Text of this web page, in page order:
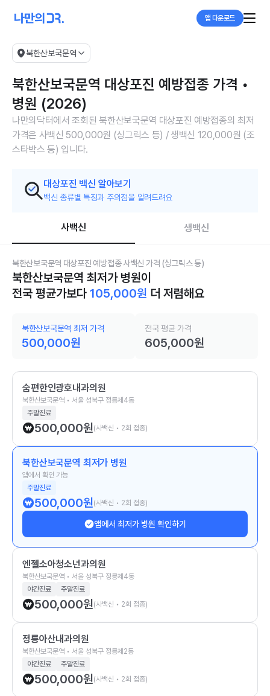
앱 다운로드
북한산보국문역
북한산보국문역 대상포진 예방접종 가격 •
병원 (2026)
나만의닥터에서 조회된 북한산보국문역 대상포진 예방접종의 최저
가격은 사백신 500,000원 (싱그릭스 등) / 생백신 120,000원 (조
스타박스 등) 입니다.
대상포진 백신 알아보기
백신 종류별 특징과 주의점을 알려드려요
사백신 생백신
북한산보국문역 대상포진 예방접종 사백신 가격 (싱그릭스 등)
북한산보국문역 최저가 병원이
전국 평균가보다 105,000원 더 저렴해요
북한산보국문역 최저 가격
500,000원
전국 평균 가격
605,000원
숨편한인광호내과의원
북한산보국문역 • 서울 성북구 정릉제4동
주말진료
500,000원(사백신 • 2회 접종)
북한산보국문역 최저가 병원
앱에서 확인 가능
주말진료
500,000원(사백신 • 2회 접종)
앱에서 최저가 병원 확인하기
엔젤소아청소년과의원
북한산보국문역 • 서울 성북구 정릉제4동
야간진료
주말진료
500,000원(사백신 • 2회 접종)
정릉아산내과의원
북한산보국문역 • 서울 성북구 정릉제2동
야간진료
주말진료
500,000원(사백신 • 2회 접종)